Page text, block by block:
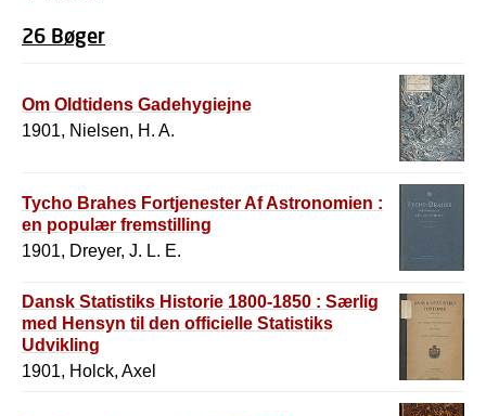
26 Bøger
Om Oldtidens Gadehygiejne
1901, Nielsen, H. A.
Tycho Brahes Fortjenester Af Astronomien :
en populær fremstilling
1901, Dreyer, J. L. E.
Dansk Statistiks Historie 1800-1850 : Særlig
med Hensyn til den officielle Statistiks
Udvikling
1901, Holck, Axel